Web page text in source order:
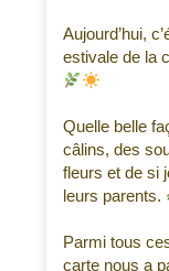
Aujourd’hui,
estivale de la
Quelle belle
câlins, des
fleurs et de si
leurs parents.
Parmi tous
carte nous a